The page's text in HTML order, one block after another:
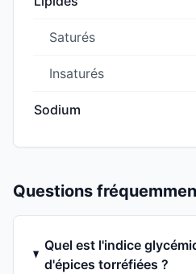
Saturés
Insaturés
Sodium
Questions
Quel est l'indice
d'épices torréfiées ?